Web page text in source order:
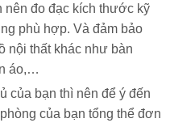
nên đo đạc kích thước kỹ
phù hợp. Và đảm bảo
nội thất khác như bàn
áo,…
của bạn thì nên để ý đến
của bạn tổng thể đơn